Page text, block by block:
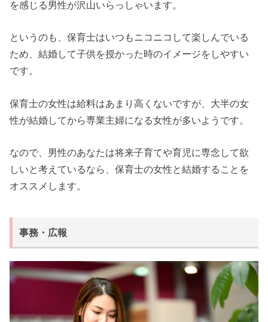
を感じる男性が沢山いらっしゃいます。
というのも、保育士はいつもニコニコして楽しんでいる
ため、結婚して子供を授かった時のイメージをしやすい
です。
保育士の女性は給料はあまり高くないですが、大半の女
性が結婚してから専業主婦になる女性が多いようです。
なので、男性のあなたは将来子育てや育児に専念して欲
しいと考えているなら、保育士の女性と結婚することを
オススメします。
事務・広報